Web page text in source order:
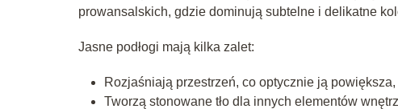
prowansalskich, gdzie dominują subtelne i delikatne
Jasne podłogi mają kilka zalet:
Rozjaśniają przestrzeń, co optycznie ją powiększa,
Tworzą stonowane tło dla innych elementów